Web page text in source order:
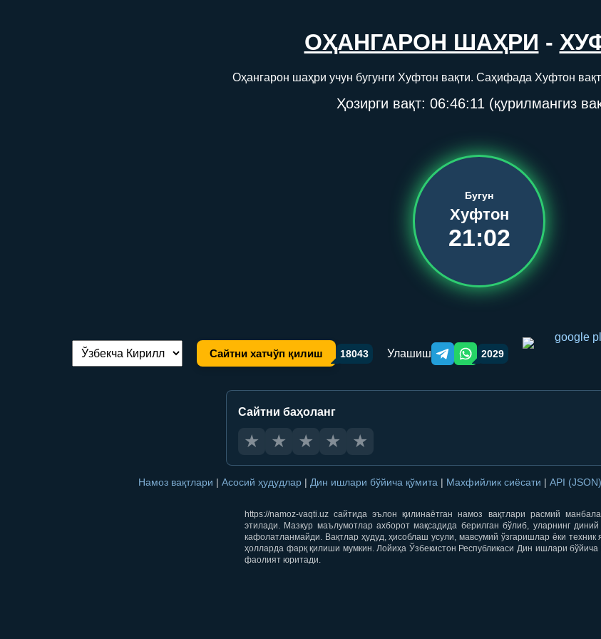
ОҲАНГАРОН ШАҲРИ -
Оҳангарон шаҳри учун бугунги Хуфтон вақти. Саҳифада Хуфтон
Ҳозирги вақт: 06:46:11 (қурилмангиз
Бугун
Хуфтон
21:02
Тилни алмаштириш: Сайтни хатчўп қилиш 18043 Улашиш Telegram orqali ulashish
WhatsApp orqali ulashish
2029
Сайтни баҳоланг
★ ★ ★ ★ ★
Намоз вақтлари | Асосий ҳудудлар | Дин ишлари бўйича қўмита | Махфийлик сиёсати | API (JSON)
https://namoz-vaqti.uz сайтида эълон қилинаётган намоз вақтлари расмий
этилади. Мазкур маълумотлар ахборот мақсадида берилган бўлиб, уларнинг диний
кафолатланмайди. Вақтлар ҳудуд, ҳисоблаш усули, мавсумий ўзгаришлар ёки
ҳолларда фарқ қилиши мумкин. Лойиҳа Ўзбекистон Республикаси Дин ишлари бўйича
фаолият юритади.